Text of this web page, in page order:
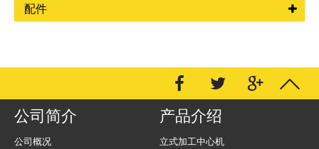
配件
公司简介
公司概况
产品介绍
立式加工中心机